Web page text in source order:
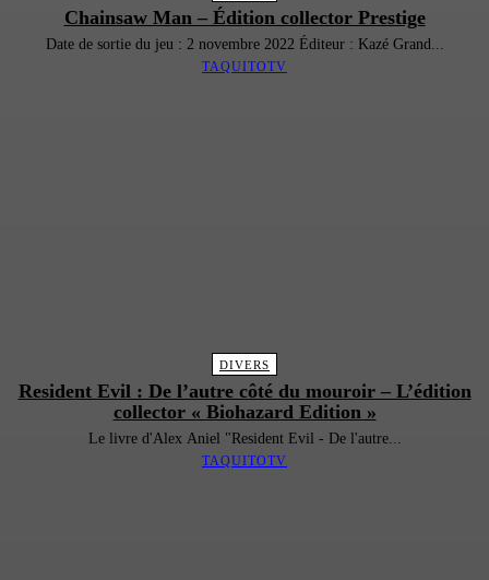
Chainsaw Man – Édition collector Prestige
Date de sortie du jeu : 2 novembre 2022 Éditeur : Kazé Grand...
TAQUITOTV
DIVERS
Resident Evil : De l’autre côté du mouroir – L’édition
collector « Biohazard Edition »
Le livre d'Alex Aniel "Resident Evil - De l'autre...
TAQUITOTV